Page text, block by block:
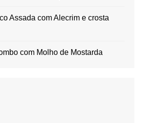
Assada com Alecrim e crosta
com Molho de Mostarda